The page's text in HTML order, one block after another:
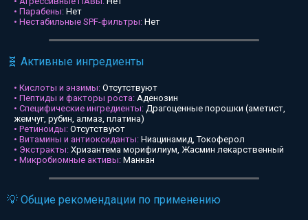
• Парабены: Нет
• Нестабильные SPF-фильтры: Нет
🧬 Активные ингредиенты
• Кислоты и энзимы: Отсутствуют
• Пептиды и факторы роста: Аденозин
• Специфические ингредиенты: Драгоценные порошки (аметист,
жемчуг, рубин, алмаз, платина)
• Ретиноиды: Отсутствуют
• Витамины и антиоксиданты: Ниацинамид, Токоферол
• Экстракты: Хризантема морифилиум, Жасмин лекарственный
• Микробиомные активы: Маннан
💡 Общие рекомендации по применению